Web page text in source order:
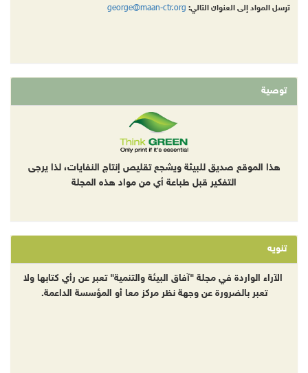
إلى العنوان التالي:george@maan-ctr.org
صديق للبيئة ويشجع تقليص إنتاج النفايات، لذا يرجى
التفكير قبل طباعة أي من مواد هذه المجلة
الواردة في مجلة "آفاق البيئة والتنمية" تعبر عن رأي كتابها ولا
بالضرورة عن وجهة نظر مركز معا أو المؤسسة الداعمة.